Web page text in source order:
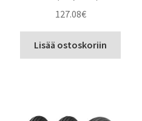
127.08€
Lisää ostoskoriin